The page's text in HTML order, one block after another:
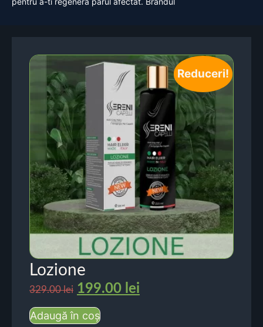
Reduceri!
Lozione
329.00lei 199.00 lei
Adaugă în coș